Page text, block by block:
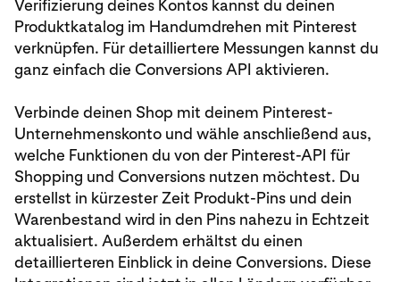
Verifizierung deines Kontos kannst du deinen
Produktkatalog im Handumdrehen mit Pinterest
verknüpfen. Für detailliertere Messungen kannst du
ganz einfach die Conversions API aktivieren.
Verbinde deinen Shop mit deinem Pinterest-
Unternehmenskonto und wähle anschließend aus,
welche Funktionen du von der Pinterest-API für
Shopping und Conversions nutzen möchtest. Du
erstellst in kürzester Zeit Produkt-Pins und dein
Warenbestand wird in den Pins nahezu in Echtzeit
aktualisiert. Außerdem erhältst du einen
detaillierteren Einblick in deine Conversions. Diese